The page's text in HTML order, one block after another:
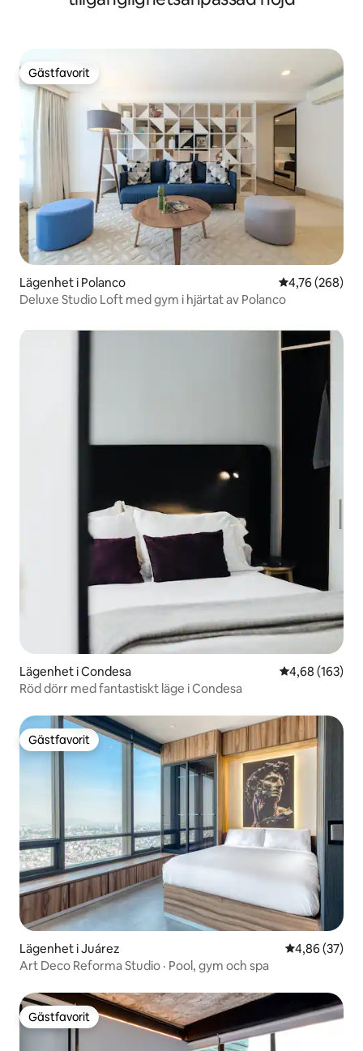
Gästfavorit
Gästfavorit
Lägenhet i Polanco 4,76 av 5 i
4,76 (268)
Deluxe Studio Loft med gym i hjärtat av Polanco
Lägenhet i Condesa 4,68 av 5 i
4,68 (163)
Röd dörr med fantastiskt läge i Condesa
Gästfavorit
Gästfavorit
Lägenhet i Juárez 4,86 av 5 i
4,86 (37)
Art Deco Reforma Studio · Pool, gym och spa
Gästfavorit
Gästfavorit